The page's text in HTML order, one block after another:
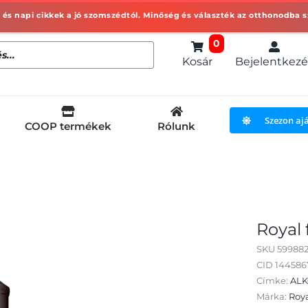
Kosár
0
COOP termékek Rólunk Szezon
Royal
SKU
CID
Címke:
Márka: